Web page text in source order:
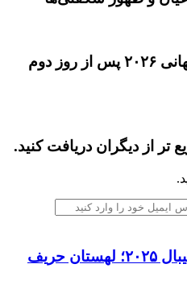
نمودار مرحله حذفی جام جهانی ۲۰۲۶ پس از روز دوم
از دیگران دریافت کنید.
نیمه نهایی لیگ ملت‌های والیبال ۲۰۲۵؛ لهستان حریف